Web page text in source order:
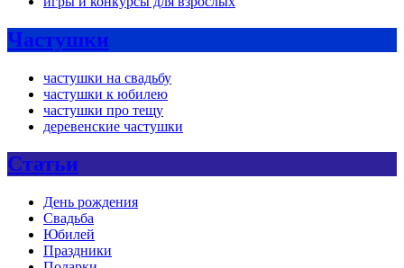
Частушки
частушки на свадьбу
частушки к юбилею
частушки про тещу
деревенские частушки
Статьи
День рождения
Свадьба
Юбилей
Праздники